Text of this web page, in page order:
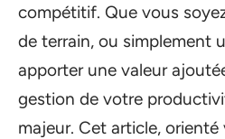
compétitif. Que vous
de terrain, ou simplement
apporter une valeur
gestion de votre
majeur. Cet article, orienté